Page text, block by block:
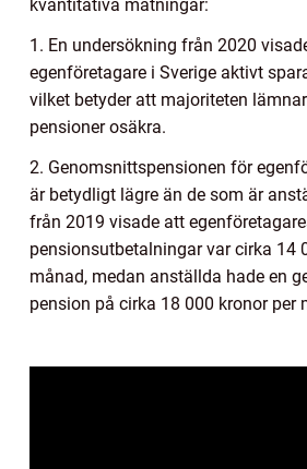
kvantitativa mätningar:
1. En undersökning från 2020
egenföretagare i Sverige aktivt
vilket betyder att majoriteten
pensioner osäkra.
2. Genomsnittspensionen för
är betydligt lägre än de som är
från 2019 visade att
pensionsutbetalningar var cirka 14
månad, medan anställda hade en
pension på cirka 18 000 kronor per